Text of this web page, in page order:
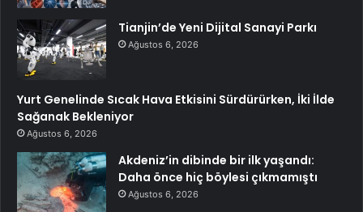
Tianjin’de Yeni Dijital Sanayi Parkı
Ağustos 6, 2026
Yurt Genelinde Sıcak Hava Etkisini Sürdürürken, İki İlde
Sağanak Bekleniyor
Ağustos 6, 2026
Akdeniz’in dibinde bir ilk yaşandı:
Daha önce hiç böylesi çıkmamıştı
Ağustos 6, 2026